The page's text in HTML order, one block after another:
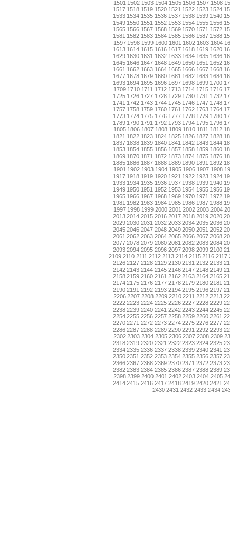
1501 1502 1503 1504 1505 1506 1507 1508
1517 1518 1519 1520 1521 1522 1523 1524
1533 1534 1535 1536 1537 1538 1539 1540
1549 1550 1551 1552 1553 1554 1555 1556
1565 1566 1567 1568 1569 1570 1571 1572
1581 1582 1583 1584 1585 1586 1587 1588
1597 1598 1599 1600 1601 1602 1603 1604
1613 1614 1615 1616 1617 1618 1619 1620
1629 1630 1631 1632 1633 1634 1635 1636
1645 1646 1647 1648 1649 1650 1651 1652
1661 1662 1663 1664 1665 1666 1667 1668
1677 1678 1679 1680 1681 1682 1683 1684
1693 1694 1695 1696 1697 1698 1699 1700
1709 1710 1711 1712 1713 1714 1715 1716
1725 1726 1727 1728 1729 1730 1731 1732
1741 1742 1743 1744 1745 1746 1747 1748
1757 1758 1759 1760 1761 1762 1763 1764
1773 1774 1775 1776 1777 1778 1779 1780
1789 1790 1791 1792 1793 1794 1795 1796
1805 1806 1807 1808 1809 1810 1811 1812
1821 1822 1823 1824 1825 1826 1827 1828
1837 1838 1839 1840 1841 1842 1843 1844
1853 1854 1855 1856 1857 1858 1859 1860
1869 1870 1871 1872 1873 1874 1875 1876
1885 1886 1887 1888 1889 1890 1891 1892
1901 1902 1903 1904 1905 1906 1907 1908
1917 1918 1919 1920 1921 1922 1923 1924
1933 1934 1935 1936 1937 1938 1939 1940
1949 1950 1951 1952 1953 1954 1955 1956
1965 1966 1967 1968 1969 1970 1971 1972
1981 1982 1983 1984 1985 1986 1987 1988
1997 1998 1999 2000 2001 2002 2003 2004
2013 2014 2015 2016 2017 2018 2019 2020
2029 2030 2031 2032 2033 2034 2035 2036
2045 2046 2047 2048 2049 2050 2051 2052
2061 2062 2063 2064 2065 2066 2067 2068
2077 2078 2079 2080 2081 2082 2083 2084
2093 2094 2095 2096 2097 2098 2099 2100
2109 2110 2111 2112 2113 2114 2115 2116 2117
2126 2127 2128 2129 2130 2131 2132 2133
2142 2143 2144 2145 2146 2147 2148 2149
2158 2159 2160 2161 2162 2163 2164 2165
2174 2175 2176 2177 2178 2179 2180 2181
2190 2191 2192 2193 2194 2195 2196 2197
2206 2207 2208 2209 2210 2211 2212 2213
2222 2223 2224 2225 2226 2227 2228 2229
2238 2239 2240 2241 2242 2243 2244 2245
2254 2255 2256 2257 2258 2259 2260 2261
2270 2271 2272 2273 2274 2275 2276 2277
2286 2287 2288 2289 2290 2291 2292 2293
2302 2303 2304 2305 2306 2307 2308 2309
2318 2319 2320 2321 2322 2323 2324 2325
2334 2335 2336 2337 2338 2339 2340 2341
2350 2351 2352 2353 2354 2355 2356 2357
2366 2367 2368 2369 2370 2371 2372 2373
2382 2383 2384 2385 2386 2387 2388 2389
2398 2399 2400 2401 2402 2403 2404 2405
2414 2415 2416 2417 2418 2419 2420 2421
2430 2431 2432 2433 2434